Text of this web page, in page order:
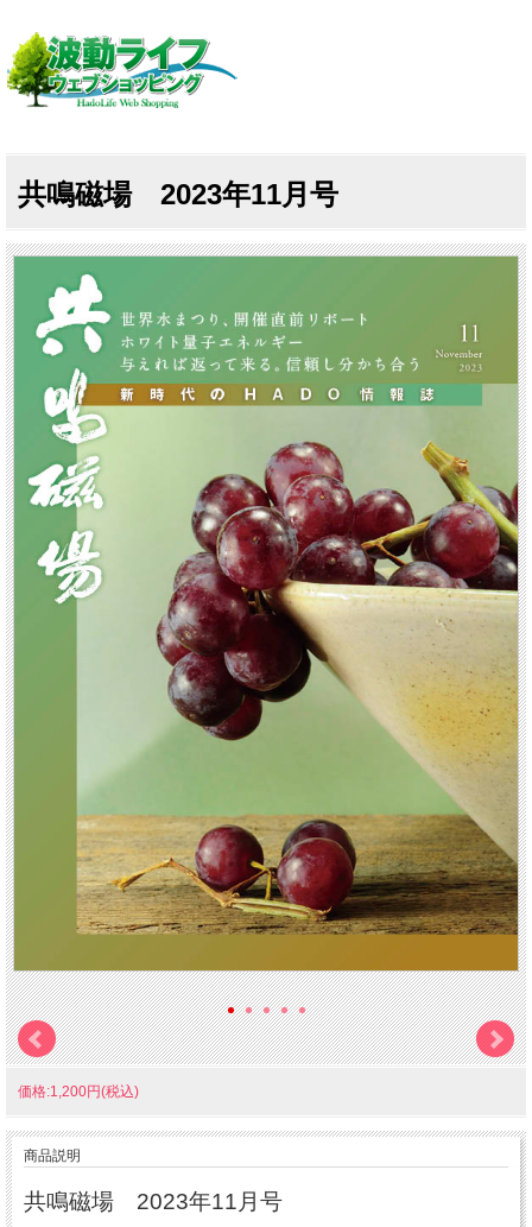
共鳴磁場 2023年11月号
価格:1,200円(税込)
商品説明
共鳴磁場 2023年11月号